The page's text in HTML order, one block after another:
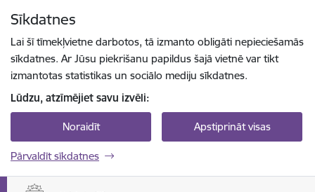
Sīkdatnes
Lai šī tīmekļvietne darbotos, tā izmanto obligāti nepieciešamās
sīkdatnes. Ar Jūsu piekrišanu papildus šajā vietnē var tikt
izmantotas statistikas un sociālo mediju sīkdatnes.
Lūdzu, atzīmējiet savu izvēli:
Noraidīt Apstiprināt visas
Pārvaldīt sīkdatnes